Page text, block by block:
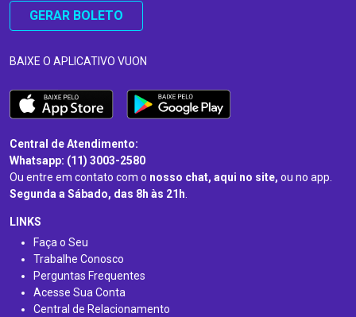
GERAR BOLETO
BAIXE O APLICATIVO VUON
Central de Atendimento:
Whatsapp: (11) 3003-2580
Ou entre em contato com o nosso chat, aqui no site, ou no app.
Segunda a Sábado, das 8h às 21h.
LINKS
Faça o Seu
Trabalhe Conosco
Perguntas Frequentes
Acesse Sua Conta
Central de Relacionamento